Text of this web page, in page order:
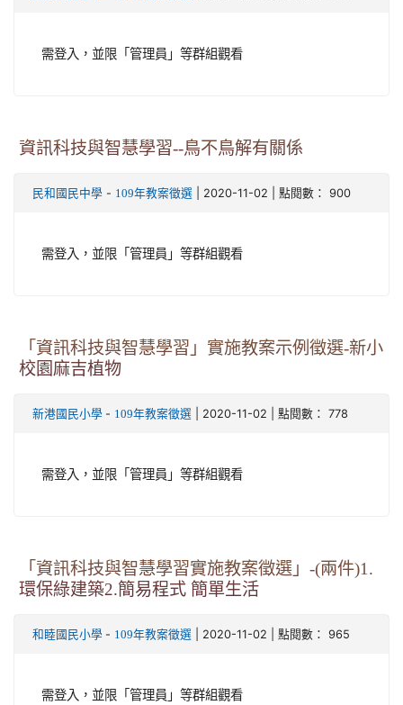
需登入，並限「管理員」等群組觀看
資訊科技與智慧學習--鳥不鳥解有關係
民和國民中學 - 109年教案徵選 | 2020-11-02 | 點閱數： 900
需登入，並限「管理員」等群組觀看
「資訊科技與智慧學習」實施教案示例徵選-新小
校園麻吉植物
新港國民小學 - 109年教案徵選 | 2020-11-02 | 點閱數： 778
需登入，並限「管理員」等群組觀看
「資訊科技與智慧學習實施教案徵選」-(兩件)1.
環保綠建築2.簡易程式 簡單生活
和睦國民小學 - 109年教案徵選 | 2020-11-02 | 點閱數： 965
需登入，並限「管理員」等群組觀看